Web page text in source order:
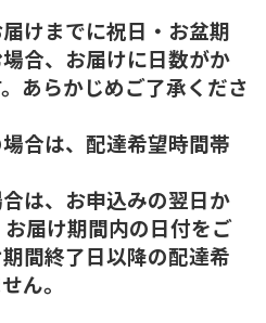
けまでに祝日・お盆期
合、お届けに日数がか
あらかじめご了承くださ
合は、配達希望時間帯
は、お申込みの翌日か
届け期間内の日付をご
間終了日以降の配達希
ん。